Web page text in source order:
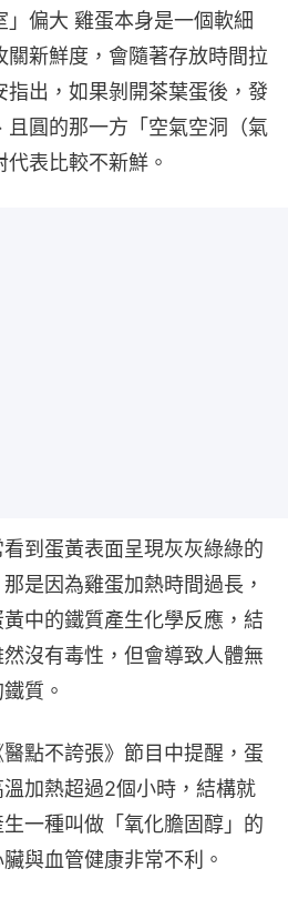
偏大 雞蛋本身是一個軟細
關新鮮度，會隨著存放時間拉
指出，如果剝開茶葉蛋後，發
且圓的那一方「空氣空洞（氣
表比較不新鮮。
到蛋黃表面呈現灰灰綠綠的
是因為雞蛋加熱時間過長，
中的鐵質產生化學反應，結
沒有毒性，但會導致人體無
質。
點不誇張》節目中提醒，蛋
加熱超過2個小時，結構就
一種叫做「氧化膽固醇」的
與血管健康非常不利。